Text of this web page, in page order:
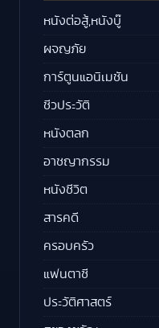
หนังต่อสู้,หนังบู๊
ผจญภัย
การ์ตูนแอนิเมชัน
ชีวประวัติ
หนังตลก
อาชญากรรม
หนังชีวิต
สารคดี
ครอบครัว
แฟนตาซี
ประวัติศาสตร์